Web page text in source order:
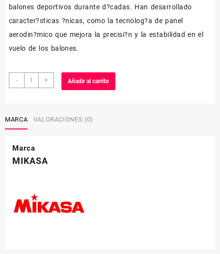
balones deportivos durante d?cadas. Han desarrollado
caracter?sticas ?nicas, como la tecnolog?a de panel
aerodin?mico que mejora la precisi?n y la estabilidad en el
vuelo de los balones.
-
BALON
MIKASA
cantidad
+ Añadir al carrito
MARCA VALORACIONES (0)
Marca
MIKASA